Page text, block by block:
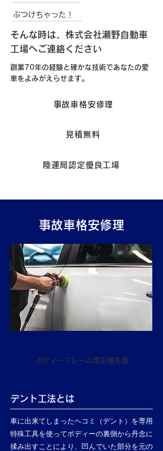
ぶつけちゃった！
そんな時は、株式会社瀬野自動車
工場へご連絡ください
創業70年の経験と確かな技術であなたの愛
車をよみがえらせます。
事故車格安修理
見積無料
陸運局認定優良工場
事故車格安修理
ボディーフレーム修正機完備
デント工法とは
車に出来てしまったヘコミ（デント）を専用
特殊工具を使ってボディーの裏側から丹念に
揉み出すことにより、凹んでいた部分を元の